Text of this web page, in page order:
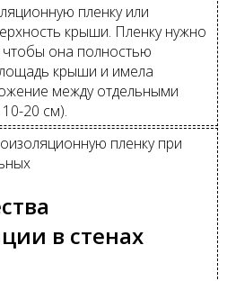
пленку или
крыши. Пленку нужно
чтобы она полностью
крыши и имела
между отдельными
20 см).
пленку при
в стенах